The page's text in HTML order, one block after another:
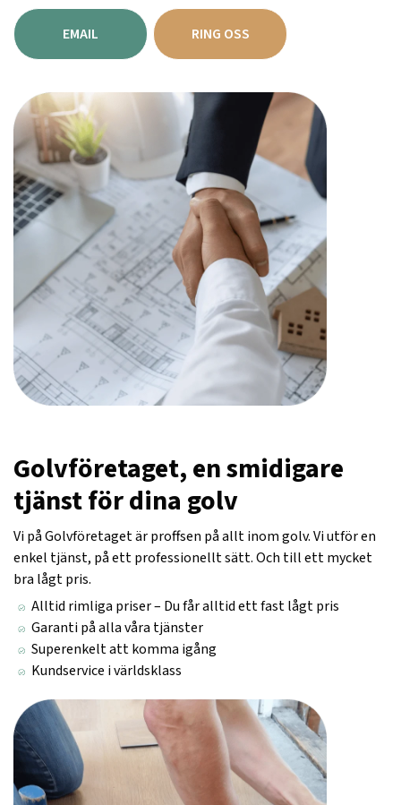
EMAIL RING OSS
Golvföretaget, en smidigare
tjänst för dina golv
Vi på Golvföretaget är proffsen på allt inom golv. Vi utför en
enkel tjänst, på ett professionellt sätt. Och till ett mycket
bra lågt pris.
Alltid rimliga priser – Du får alltid ett fast lågt pris
Garanti på alla våra tjänster
Superenkelt att komma igång
Kundservice i världsklass